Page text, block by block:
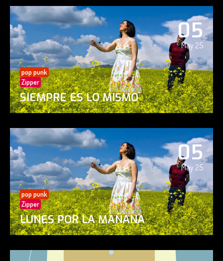
05
May 25
pop punk
Zipper
SIEMPRE ES LO MISMO
05
May 25
pop punk
Zipper
LUNES POR LA MAÑANA